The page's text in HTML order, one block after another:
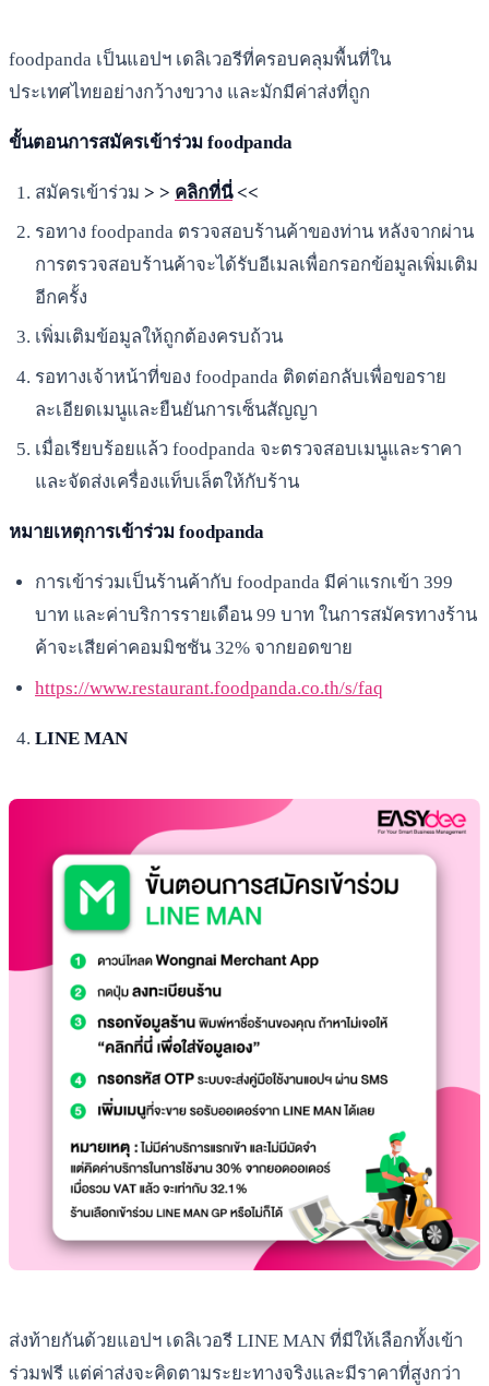
foodpanda เป็นแอปฯ เดลิเวอรีที่ครอบคลุมพื้นที่ใน
ประเทศไทยอย่างกว้างขวาง และมักมีค่าส่งที่ถูก
ขั้นตอนการสมัครเข้าร่วม foodpanda
สมัครเข้าร่วม > > คลิกที่นี่ <<
รอทาง foodpanda ตรวจสอบร้านค้าของท่าน หลังจากผ่าน
การตรวจสอบร้านค้าจะได้รับอีเมลเพื่อกรอกข้อมูลเพิ่มเติม
อีกครั้ง
เพิ่มเติมข้อมูลให้ถูกต้องครบถ้วน
รอทางเจ้าหน้าที่ของ foodpanda ติดต่อกลับเพื่อขอราย
ละเอียดเมนูและยืนยันการเซ็นสัญญา
เมื่อเรียบร้อยแล้ว foodpanda จะตรวจสอบเมนูและราคา
และจัดส่งเครื่องแท็บเล็ตให้กับร้าน
หมายเหตุการเข้าร่วม foodpanda
การเข้าร่วมเป็นร้านค้ากับ foodpanda มีค่าแรกเข้า 399
บาท และค่าบริการรายเดือน 99 บาท ในการสมัครทางร้าน
ค้าจะเสียค่าคอมมิชชัน 32% จากยอดขาย
https://www.restaurant.foodpanda.co.th/s/faq
LINE MAN
ส่งท้ายกันด้วยแอปฯ เดลิเวอรี LINE MAN ที่มีให้เลือกทั้งเข้า
ร่วมฟรี แต่ค่าส่งจะคิดตามระยะทางจริงและมีราคาที่สูงกว่า